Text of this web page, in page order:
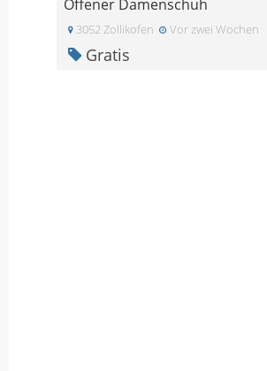
Offener Damenschuh
3052 Zollikofen Vor zwei Wochen
Gratis